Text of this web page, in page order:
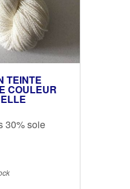
TEINTE
COULEUR
30% soie